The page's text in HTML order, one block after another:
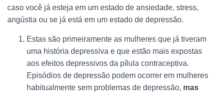
caso você já esteja em um estado de ansiedade, stress,
angústia ou se já está em um estado de depressão.
Estas são primeiramente as mulheres que já tiveram
uma história depressiva e que estão mais expostas
aos efeitos depressivos da pílula contraceptiva.
Episódios de depressão podem ocorrer em mulheres
habitualmente sem problemas de depressão, mas